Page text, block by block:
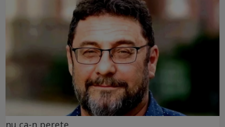
nu ca-n perete